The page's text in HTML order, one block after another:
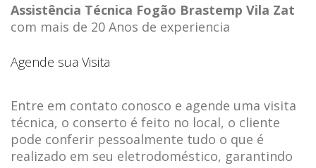
Assistência Técnica Fogão Brastemp Vila Zat
com mais de 20 Anos de experiencia
Agende sua Visita
Entre em contato conosco e agende uma visita
técnica, o conserto é feito no local, o cliente
pode conferir pessoalmente tudo o que é
realizado em seu eletrodoméstico, garantindo